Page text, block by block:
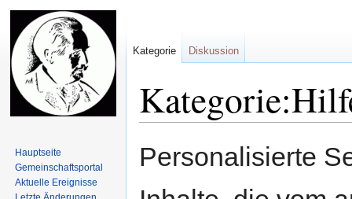
Navigation
Suche
Personalisierte
Kategorie Diskussion
Hauptseite
Gemeinschafts­portal
Aktuelle Ereignisse